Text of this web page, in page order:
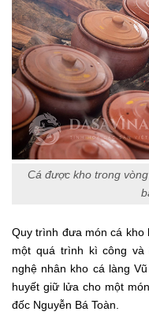
Cá được kho trong
Quy trình đưa món cá
một quá trình kì công
nghệ nhân kho cá làng
huyết giữ lửa cho một
đốc Nguyễn Bá Toàn.